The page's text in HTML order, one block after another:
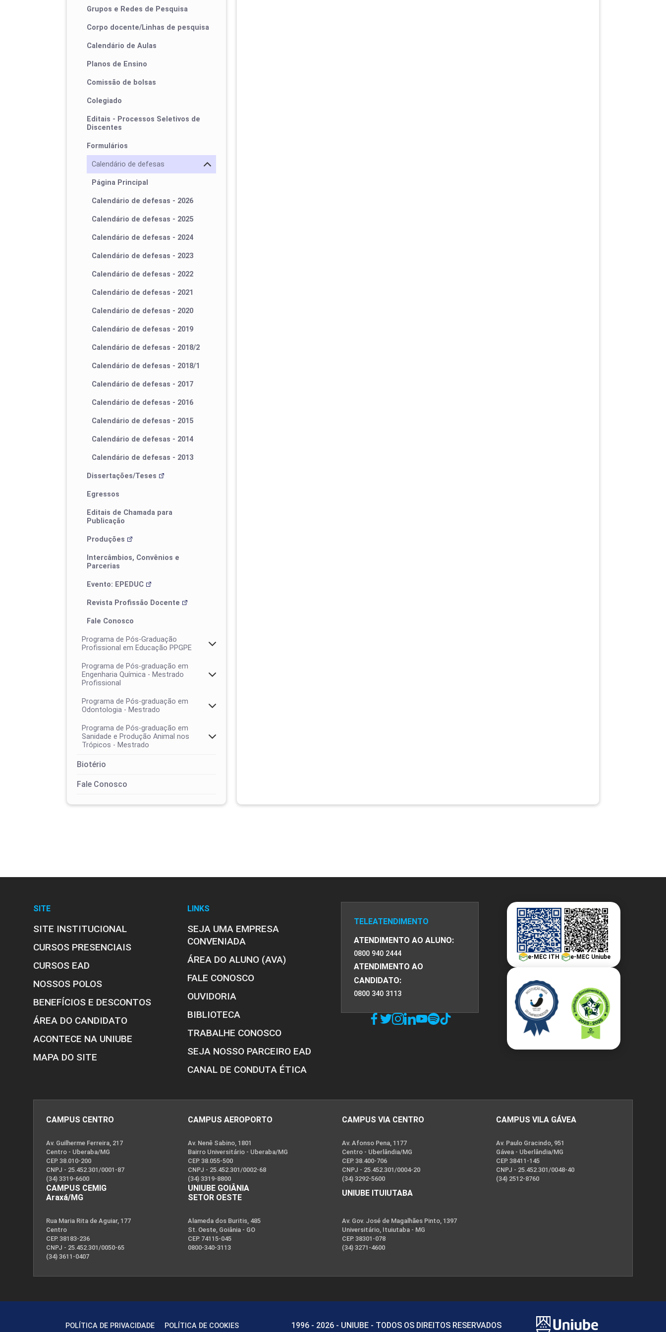
Grupos e Redes de Pesquisa
Corpo docente/Linhas de pesquisa
Calendário de Aulas
Planos de Ensino
Comissão de bolsas
Colegiado
Editais - Processos Seletivos de
Discentes
Formulários
Calendário de defesas
Página Principal
Calendário de defesas - 2026
Calendário de defesas - 2025
Calendário de defesas - 2024
Calendário de defesas - 2023
Calendário de defesas - 2022
Calendário de defesas - 2021
Calendário de defesas - 2020
Calendário de defesas - 2019
Calendário de defesas - 2018/2
Calendário de defesas - 2018/1
Calendário de defesas - 2017
Calendário de defesas - 2016
Calendário de defesas - 2015
Calendário de defesas - 2014
Calendário de defesas - 2013
Dissertações/Teses
Egressos
Editais de Chamada para
Publicação
Produções
Intercâmbios, Convênios e
Parcerias
Evento: EPEDUC
Revista Profissão Docente
Fale Conosco
Programa de Pós-Graduação
Profissional em Educação PPGPE
I ProfEduca - Mostra de Produtos
Educacionais
Programa de Pós-graduação em
Engenharia Química - Mestrado
Profissional
Programa de Pós-graduação em
Odontologia - Mestrado
Área de concentração
Publicações
Programa de Pós-graduação em
Sanidade e Produção Animal nos
Trópicos - Mestrado
Biotério
Fale Conosco
SITE
SITE INSTITUCIONAL
CURSOS PRESENCIAIS
CURSOS EAD
NOSSOS POLOS
BENEFÍCIOS E DESCONTOS
ÁREA DO CANDIDATO
ACONTECE NA UNIUBE
MAPA DO SITE
LINKS
SEJA UMA EMPRESA
CONVENIADA
ÁREA DO ALUNO (AVA)
FALE CONOSCO
OUVIDORIA
BIBLIOTECA
TRABALHE CONOSCO
SEJA NOSSO PARCEIRO EAD
CANAL DE CONDUTA ÉTICA
TELEATENDIMENTO
ATENDIMENTO AO ALUNO:
0800 940 2444
ATENDIMENTO AO
CANDIDATO:
0800 340 3113
e-MEC ITH e-MEC Uniube
CAMPUS CENTRO
Av. Guilherme Ferreira, 217
Centro - Uberaba/MG
CEP. 38.010-200
CNPJ - 25.452.301/0001-87
(34) 3319-6600
CAMPUS CEMIG
Araxá/MG
Rua Maria Rita de Aguiar, 177
Centro
CEP. 38183-236
CNPJ - 25.452.301/0050-65
(34) 3611-0407
CAMPUS AEROPORTO
Av. Nenê Sabino, 1801
Bairro Universitário - Uberaba/MG
CEP. 38.055-500
CNPJ - 25.452.301/0002-68
(34) 3319-8800
UNIUBE GOIÂNIA
SETOR OESTE
Alameda dos Buritis, 485
St. Oeste, Goiânia - GO
CEP. 74115-045
0800-340-3113
CAMPUS VIA CENTRO
Av. Afonso Pena, 1177
Centro - Uberlândia/MG
CEP. 38.400-706
CNPJ - 25.452.301/0004-20
(34) 3292-5600
UNIUBE ITUIUTABA
Av. Gov. José de Magalhães Pinto, 1397
Universitário, Ituiutaba - MG
CEP. 38301-078
(34) 3271-4600
CAMPUS VILA GÁVEA
Av. Paulo Gracindo, 951
Gávea - Uberlândia/MG
CEP. 38411-145
CNPJ - 25.452.301/0048-40
(34) 2512-8760
POLÍTICA DE PRIVACIDADE POLÍTICA DE COOKIES 1996 - 2026 - UNIUBE - TODOS OS DIREITOS RESERVADOS